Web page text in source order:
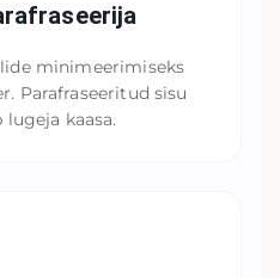
minimeerimiseks
Parafraseeritud sisu
kaasa.